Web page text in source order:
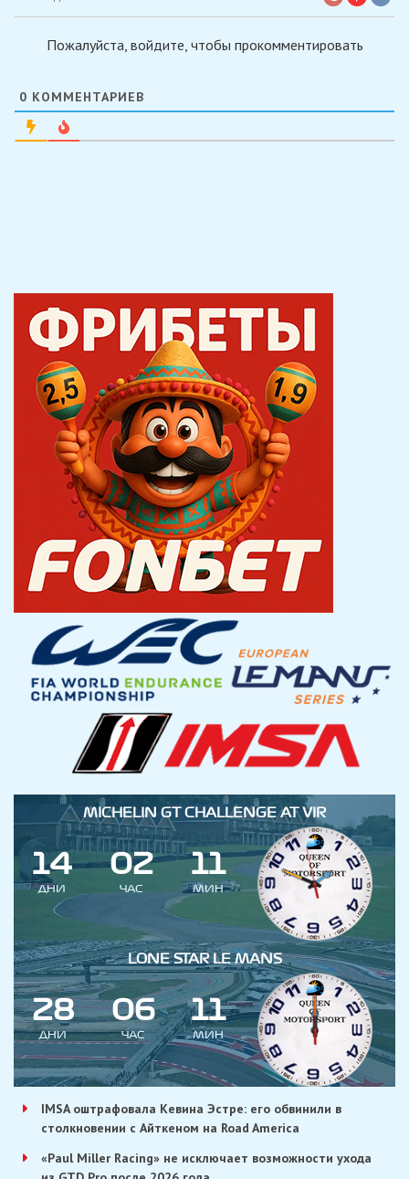
Пожалуйста, войдите, чтобы прокомментировать
0 КОММЕНТАРИЕВ
MICHELIN GT CHALLENGE AT VIR
14
ДНИ
02
ЧАС
11
МИН
LONE STAR LE MANS
28
ДНИ
06
ЧАС
11
МИН
IMSA оштрафовала Кевина Эстре: его обвинили в
столкновении с Айткеном на Road America
«Paul Miller Racing» не исключает возможности ухода